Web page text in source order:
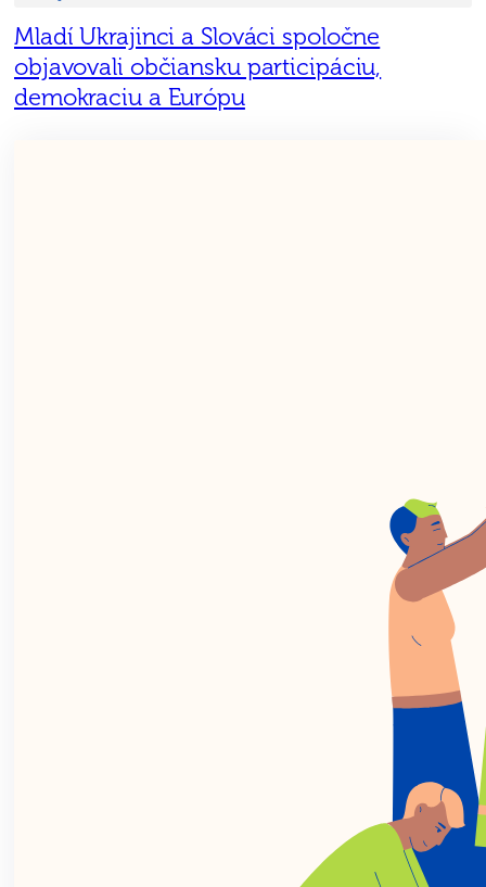
Mladí Ukrajinci a Slováci spoločne
objavovali občiansku participáciu,
demokraciu a Európu